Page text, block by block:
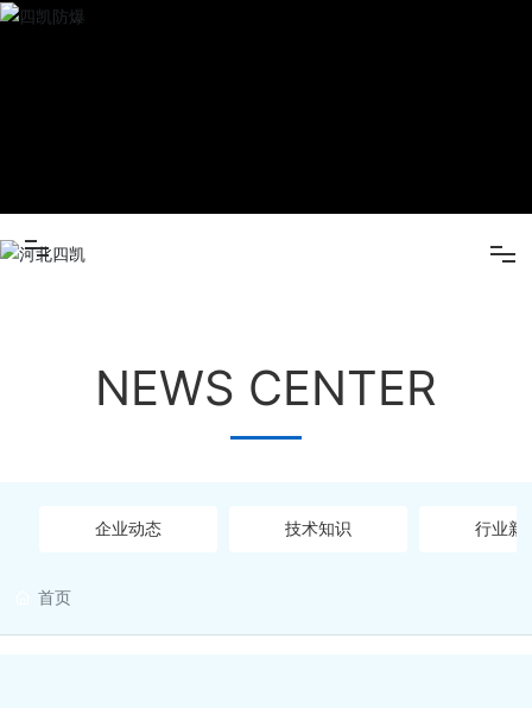
(中国)
产品
凯
营销网
产品中心
关于四凯
NEWS CENTER
企业动态 技术知识 行业新
首页